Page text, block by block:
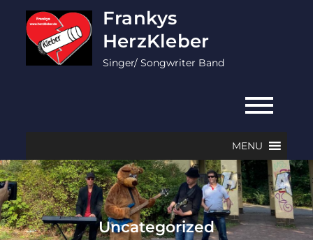
content
Frankys
HerzKleber
Singer/ Songwriter Band
MENU
Uncategorized